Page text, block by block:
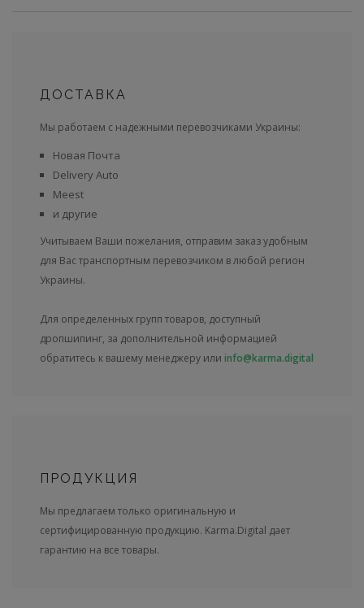
ДОСТАВКА
Мы работаем с надежными перевозчиками Украины:
Новая Почта
Delivery Auto
Meest
и другие
Учитываем Ваши пожелания, отправим заказ удобным
для Вас транспортным перевозчиком в любой регион
Украины.
Для определенных групп товаров, доступный
дропшипинг, за дополнительной информацией
обратитесь к вашему менеджеру или info@karma.digital
ПРОДУКЦИЯ
Мы предлагаем только оригинальную и
сертифицированную продукцию. Karma.Digital дает
гарантию на все товары.